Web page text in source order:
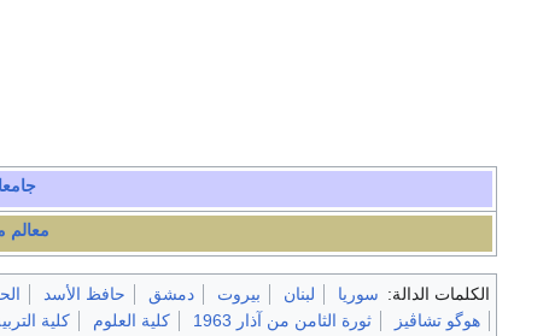
معالم
الكلمات الدالة: سوريا لبنان بيروت دمشق حافظ الأسد
هوگو تشاڤيز
ثورة الثامن من آذار 1963 كلية العلوم كلية